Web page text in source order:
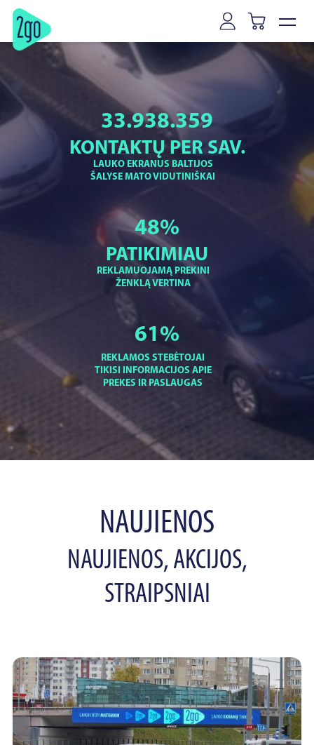
LAUKO EKRANUS BALTIJOS
ŠALYSE MATO VIDUTINIŠKAI
33.938.359
KONTAKTŲ PER SAV.
REKLAMUOJAMĄ PREKINI
ŽENKLĄ VERTINA
48%
PATIKIMIAU
REKLAMOS STEBĖTOJAI
TIKISI INFORMACIJOS APIE
PREKES IR PASLAUGAS
61%
NAUJIENOS
NAUJIENOS, AKCIJOS,
STRAIPSNIAI